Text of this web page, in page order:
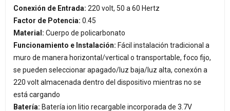
Conexión de Entrada: 220 volt, 50 a 60 Hertz
Factor de Potencia: 0.45
Material: Cuerpo de policarbonato
Funcionamiento e Instalación: Fácil instalación tradicional a
muro de manera horizontal/vertical o transportable, foco fijo,
se pueden seleccionar apagado/luz baja/luz alta, conexón a
220 volt almacenada dentro del dispositivo mientras no se
está cargando
Batería: Batería ion litio recargable incorporada de 3.7V